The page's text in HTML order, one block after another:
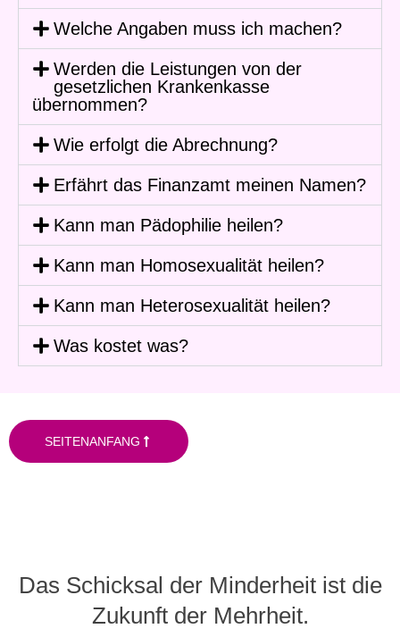
Welche Angaben muss ich machen?
Werden die Leistungen von der
gesetzlichen Krankenkasse
übernommen?
Wie erfolgt die Abrechnung?
Erfährt das Finanzamt meinen Namen?
Kann man Pädophilie heilen?
Kann man Homosexualität heilen?
Kann man Heterosexualität heilen?
Was kostet was?
SEITENANFANG
Das Schicksal der Minderheit ist die
Zukunft der Mehrheit.